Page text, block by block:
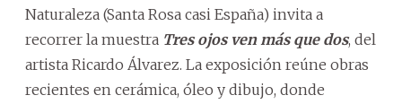
Naturaleza (Santa Rosa casi España) invita a
recorrer la muestra Tres ojos ven más que dos, del
artista Ricardo Álvarez. La exposición reúne obras
recientes en cerámica, óleo y dibujo, donde